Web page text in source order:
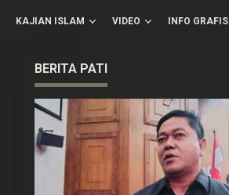
KAJIAN ISLAM VIDEO INFO GRAFIS
BERITA PATI